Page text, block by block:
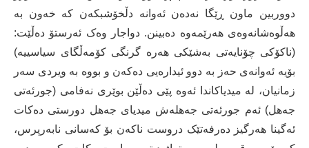
دووربین ماون ڕێگا نەدەن ئەوانە دڵخۆشبکەن کە خەون بە
هەڵوەشانەوەی هەرێمەوە دەبینن. دواجار وەک ئەرستۆ دەڵێت:
(ناکۆکی چۆنایەتی بەشێکی هەرە گرنگی کۆمەڵگای سیاسییە)
بۆیە ئەوانەی حەز بە دوو ئیدارەیی دەکەن و بووە بە ویردی سەر
زمانیان، لە میدیاکاندا ئەوە پێی دەڵێن بوێری نەفامی (جورئەتی
جەهل) ئەم جورئەتی جەهلەش میدیای جەهل دورستی دەکات
ئەگینا هەرگیز دەرفەتێک دروست ناکەن بۆ کەسانی نابەرپرس،